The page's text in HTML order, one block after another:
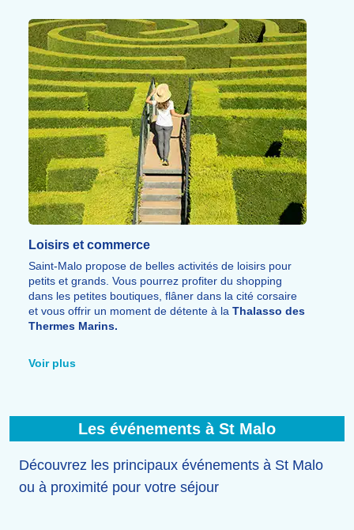
de Branféré, pour des sorties en famille riches en
découvertes et en moments de partage.
Loisirs et commerce
Saint-Malo propose de belles activités de loisirs pour
petits et grands. Vous pourrez profiter du shopping
dans les petites boutiques, flâner dans la cité corsaire
et vous offrir un moment de détente à la Thalasso des
Thermes Marins.
karting. La destination propose aussi un
À proximité, plusieurs parcs à thème permettent de
prolonger la découverte, comme Alligator Bay, leParc
Branféré.
Voir plus
Les événements à St Malo
Découvrez les principaux événements à St Malo
ou à proximité pour votre séjour